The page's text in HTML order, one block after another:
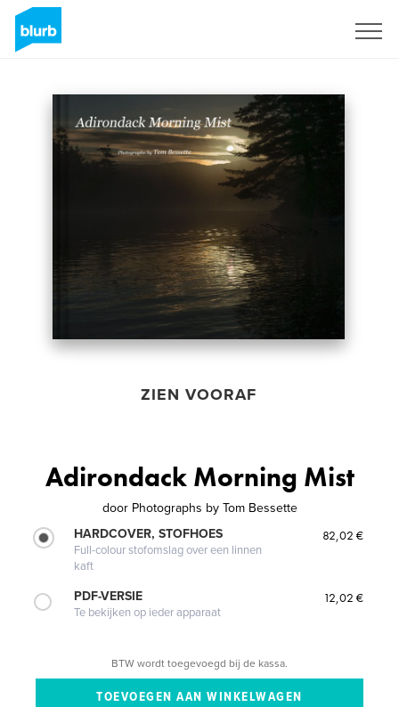
ZIEN VOORAF
Adirondack Morning Mist
door Photographs by Tom Bessette
HARDCOVER, STOFHOES
Full-colour stofomslag over een linnen
kaft
82,02 €
PDF-VERSIE
Te bekijken op ieder apparaat
12,02 €
BTW wordt toegevoegd bij de kassa.